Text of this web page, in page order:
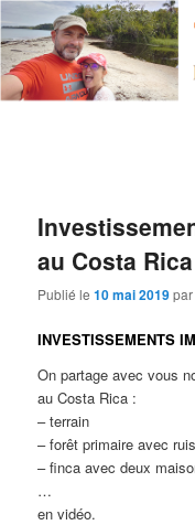
au Costa Rica
Publié le10 mai 2019
INVESTISSEMENTS
On partage avec vous
au Costa Rica :
– terrain
– forêt primaire avec
– finca avec deux
…
en vidéo.